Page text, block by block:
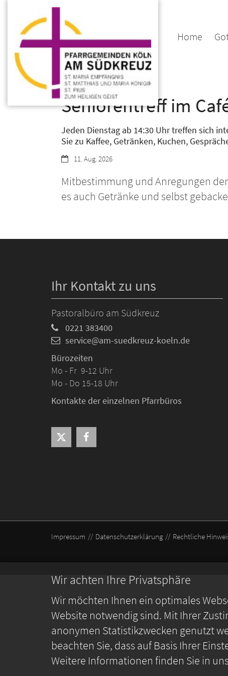
Wir achten Ihre Privatsphäre
Wir möchten Ihnen ein optimales
Website notwendig sind. Mit Ihrer
anonymen Statistikzwecken genutzt
beachten Sie, dass auf Basis Ihrer
Weitere Informationen finden Sie in
Zum Inhalt springen
Home
Senioren:
Seniorentreff im
Jeden Dienstag ab 14:30 Uhr treffen sich
Sie zu Kaffee, Getränken, Kuchen,
Datum:11. Aug. 2026
Mitbestimmung und Anregungen
es auch Getränke und selbst
Ihr Kontakt zu uns
Pastoralbüro am Südkreuz
0221 383400
service@am-suedkreuz-koeln.de
Bürozeiten
Mo - Fr 9-12 Uhr
Mo - Do 15-18 Uhr
Kontakte der einzelnen Pfarrbüros
Impressum Datenschutzerklärung Rechtliche